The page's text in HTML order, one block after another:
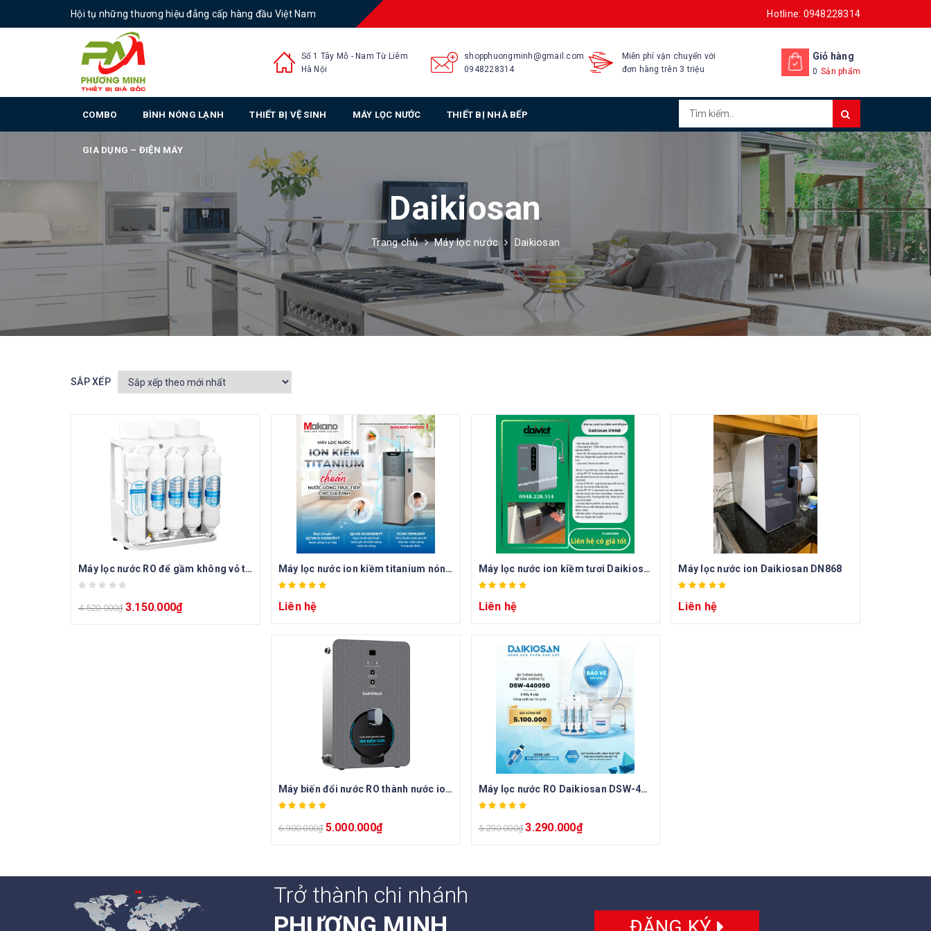
Hội tụ những thương hiệu đẳng cấp hàng đầu Việt Nam Hotline: 0948228314
Số 1 Tây Mỗ - Nam Từ Liêm
Hà Nội
shopphuongminh@gmail.com
0948228314
Miễn phí vận chuyển với
đơn hàng trên 3 triệu
Giỏ hàng
0 Sản phẩm
COMBO BÌNH NÓNG LẠNH THIẾT BỊ VỆ SINH MÁY LỌC NƯỚC THIẾT BỊ NHÀ BẾP
GIA DỤNG – ĐIỆN MÁY
Daikiosan
Trang chủ Máy lọc nước Daikiosan
SẮP XẾP
Máy lọc nước RO để gầm không vỏ tủ Daikiosan DSW-35008E
4.520.000₫ 3.150.000₫
Máy lọc nước ion kiềm titanium nóng nguội lạnh Makano MN306
Liên hệ
Máy lọc nước ion kiềm tươi Daikiosan DN468
Liên hệ
Máy lọc nước ion Daikiosan DN868
Liên hệ
Máy biến đổi nước RO thành nước ion kiềm tươi Daikiosan DN068
6.900.000₫ 5.000.000₫
Máy lọc nước RO Daikiosan DSW-44009D
5.290.000₫ 3.290.000₫
Trở thành chi nhánh